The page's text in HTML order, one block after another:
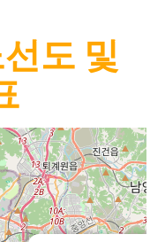
도 및